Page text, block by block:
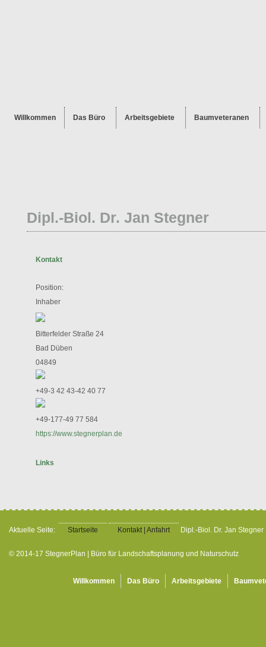
Willkommen Das Büro Arbeitsgebiete Baumveteranen
Dipl.-Biol. Dr. Jan Stegner
Kontakt
Position:
Inhaber
Bitterfelder Straße 24
Bad Düben
04849
+49-3 42 43-42 40 77
+49-177-49 77 584
https://www.stegnerplan.de
Links
Aktuelle Seite: Startseite Kontakt | Anfahrt Dipl.-Biol. Dr. Jan Stegner
© 2014-17 StegnerPlan | Büro für Landschaftsplanung und Naturschutz
Willkommen Das Büro Arbeitsgebiete